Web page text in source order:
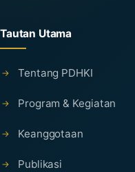
Tautan Utama
Tentang PDHKI
Program & Kegiatan
Keanggotaan
Publikasi